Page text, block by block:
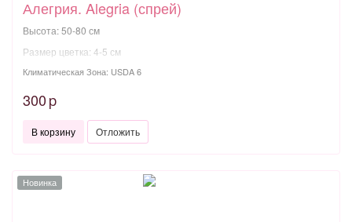
Алегрия. Alegria (спрей)
Высота: 50-80 см
Размер цветка: 4-5 см
Климатическая Зона: USDA 6
300 p
В корзину Отложить
Новинка